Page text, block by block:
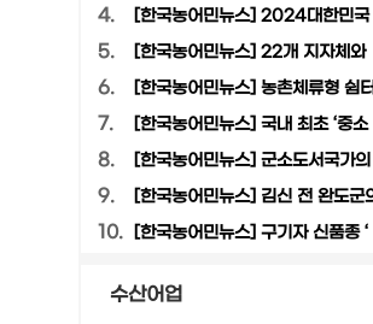
4. [한국농어민뉴스] 2024대한민국
5. [한국농어민뉴스] 22개 지자체와
6. [한국농어민뉴스] 농촌체류형 쉼터
7. [한국농어민뉴스] 국내 최초 ‘중소
8. [한국농어민뉴스] 군소도서국가의
9. [한국농어민뉴스] 김신 전 완도군
10. [한국농어민뉴스] 구기자 신품종 ‘
수산어업